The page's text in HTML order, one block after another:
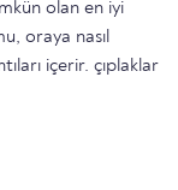
olan en iyi
oraya nasıl
içerir. çıplaklar